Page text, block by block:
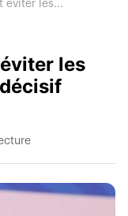
éviter les...
les